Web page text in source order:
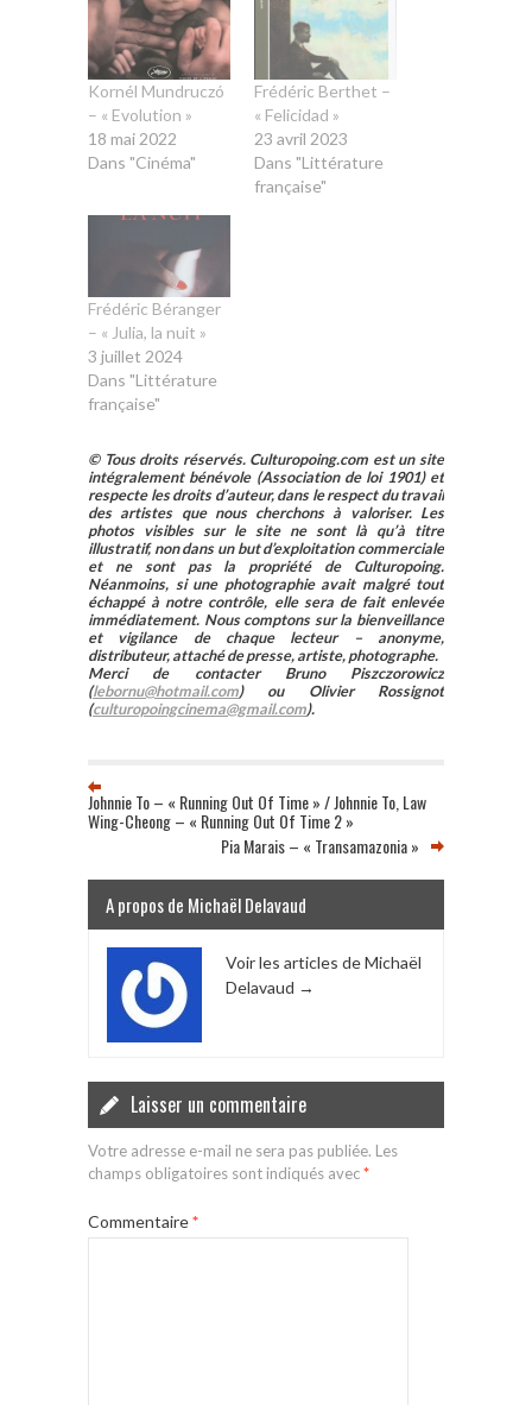
Kornél Mundruczó
– « Evolution »
18 mai 2022
Dans "Cinéma"
Frédéric Berthet –
« Felicidad »
23 avril 2023
Dans "Littérature
française"
Frédéric Béranger
– « Julia, la nuit »
3 juillet 2024
Dans "Littérature
française"
© Tous droits réservés. Culturopoing.com est un site
intégralement bénévole (Association de loi 1901) et
respecte les droits d’auteur, dans le respect du travail
des artistes que nous cherchons à valoriser. Les
photos visibles sur le site ne sont là qu’à titre
illustratif, non dans un but d’exploitation commerciale
et ne sont pas la propriété de Culturopoing.
Néanmoins, si une photographie avait malgré tout
échappé à notre contrôle, elle sera de fait enlevée
immédiatement. Nous comptons sur la bienveillance
et vigilance de chaque lecteur – anonyme,
distributeur, attaché de presse, artiste, photographe.
Merci de contacter Bruno Piszczorowicz
(lebornu@hotmail.com) ou Olivier Rossignot
(culturopoingcinema@gmail.com).
Johnnie To – « Running Out Of Time » / Johnnie To, Law
Wing-Cheong – « Running Out Of Time 2 »
Pia Marais – « Transamazonia »
A propos de Michaël Delavaud
Voir les articles de Michaël
Delavaud →
Laisser un commentaire
Votre adresse e-mail ne sera pas publiée. Les
champs obligatoires sont indiqués avec*
Commentaire*